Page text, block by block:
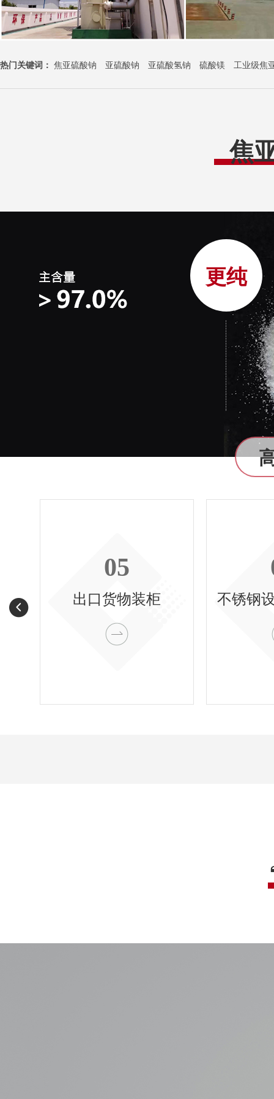
热门关键词： 焦亚硫酸钠 亚硫酸钠 亚硫酸氢钠 硫酸镁 工业级焦
焦
更纯
05
出口货物装柜
出口货物装柜
出口货物装柜 不锈钢
不锈钢
不锈钢设备